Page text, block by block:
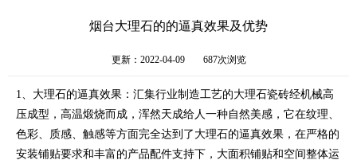
烟台大理石的的逼真效果及优势
更新：2022-04-09 687次浏览
1、大理石的逼真效果：汇集行业制造工艺的大理石瓷砖经机械高
压成型，高温煅烧而成，浑然天成给人一种自然美感，它在纹理、
色彩、质感、触感等方面完全达到了大理石的逼真效果，在严格的
安装铺贴要求和丰富的产品配件支持下，大面积铺贴和空间整体运